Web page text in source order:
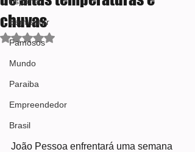
Bem-estar
Famosos
Mundo
Paraiba
Empreendedor
Brasil
chuvas
Avaliado com NaN de 5 estrelas.
João Pessoa enfrentará uma semana